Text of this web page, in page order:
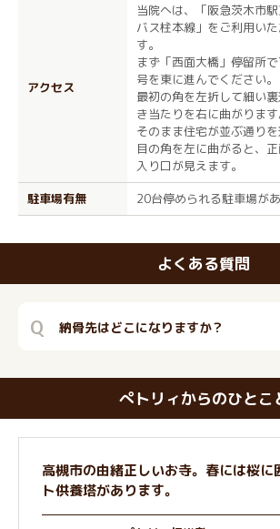
アクセス
当院へは、「阪急茨木市
バス柱本線」をご利用い
す。
まず「西面大橋」停留所
号を東に進んでください。
最初の角を左折して細い
き当たりを右に曲がります
そのまま住宅が並ぶ通り
目の角を左に曲がると、
入り口が見えます。
駐車場有無
20台停められる駐車場があ
よくある質問
Q 納骨先はどこになりますか？
ぺトリィからのひとこ
高槻市の由緒正しいお寺。春には桜に
ト供養塔があります。